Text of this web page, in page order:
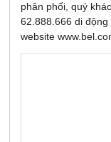
phân phối, quý
62.888.666 di
website